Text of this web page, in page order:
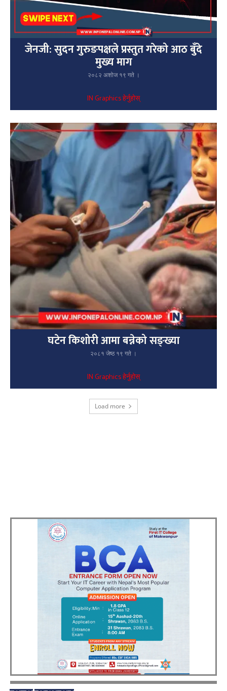
जेनजी: सुदन गुरुङपक्षले प्रस्तुत गरेको आठ बुँदे
मुख्य माग
२०८२ अशोज १९ गते ।
IN Graphics हेर्नुहोस्
घटेन किशोरी आमा बन्नेको सङ्ख्या
२०८१ जेष्ठ १९ गते ।
IN Graphics हेर्नुहोस्
Load more